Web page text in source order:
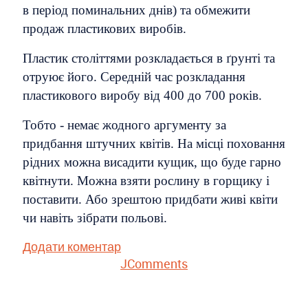
в період поминальних днів) та обмежити
продаж пластикових виробів.
Пластик століттями розкладається в ґрунті та
отруює його. Середній час розкладання
пластикового виробу від 400 до 700 років.
Тобто - немає жодного аргументу за
придбання штучних квітів. На місці поховання
рідних можна висадити кущик, що буде гарно
квітнути. Можна взяти рослину в горщику і
поставити. Або зрештою придбати живі квіти
чи навіть зібрати польові.
Додати коментар
JComments